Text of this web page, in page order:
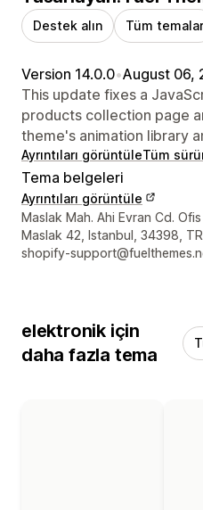
Destek alın Tüm temalar
Version 14.0.0•August 06,
This update fixes a
products collection page
theme's animation library
Ayrıntıları görüntüleTüm
Tema belgeleri
Ayrıntıları görüntüle
Tasarımcı iletişim bilgileri
Maslak Mah. Ahi Evran Cd.
Maslak 42, Istanbul, 34398, TR
shopify-
elektronik için
daha fazla tema